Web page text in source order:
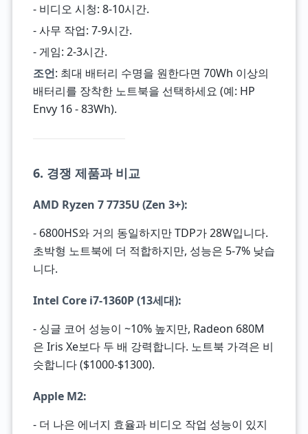
- 비디오 시청: 8-10시간.
- 사무 작업: 7-9시간.
- 게임: 2-3시간.
조언: 최대 배터리 수명을 원한다면 70Wh 이상의
배터리를 장착한 노트북을 선택하세요 (예: HP
Envy 16 - 83Wh).
6. 경쟁 제품과 비교
AMD Ryzen 7 7735U (Zen 3+):
- 6800HS와 거의 동일하지만 TDP가 28W입니다.
초박형 노트북에 더 적합하지만, 성능은 5-7% 낮습
니다.
Intel Core i7-1360P (13세대):
- 싱글 코어 성능이 ~10% 높지만, Radeon 680M
은 Iris Xe보다 두 배 강력합니다. 노트북 가격은 비
슷합니다 ($1000-$1300).
Apple M2:
- 더 나은 에너지 효율과 비디오 작업 성능이 있지